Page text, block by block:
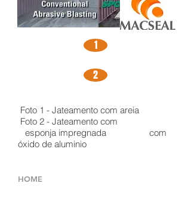
Foto 1 - Jateamento com areia
Foto 2 - Jateamento com
esponja impregnada com
óxido de aluminio
1
2
HOME